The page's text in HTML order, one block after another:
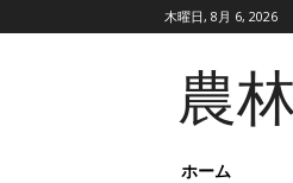
木曜日, 8月 6, 2026
農
ホーム